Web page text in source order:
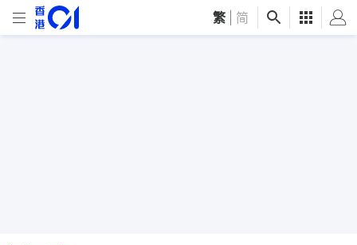
繁 简